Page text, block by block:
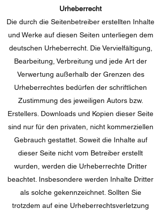
Urheberrecht
Die durch die Seitenbetreiber erstellten Inhalte
und Werke auf diesen Seiten unterliegen dem
deutschen Urheberrecht. Die Vervielfältigung,
Bearbeitung, Verbreitung und jede Art der
Verwertung außerhalb der Grenzen des
Urheberrechtes bedürfen der schriftlichen
Zustimmung des jeweiligen Autors bzw.
Erstellers. Downloads und Kopien dieser Seite
sind nur für den privaten, nicht kommerziellen
Gebrauch gestattet. Soweit die Inhalte auf
dieser Seite nicht vom Betreiber erstellt
wurden, werden die Urheberrechte Dritter
beachtet. Insbesondere werden Inhalte Dritter
als solche gekennzeichnet. Sollten Sie
trotzdem auf eine Urheberrechtsverletzung